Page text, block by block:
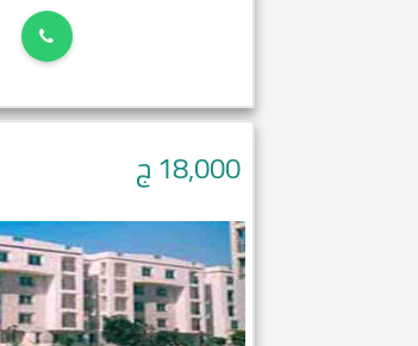
18,000ج